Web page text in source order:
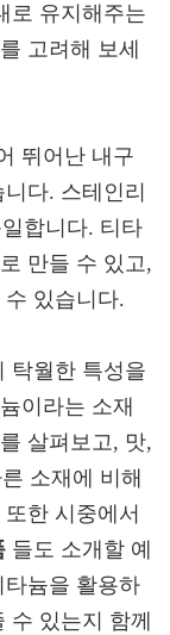
로 유지해주는
고려해 보세
뛰어난 내구
다. 스테인리
합니다. 티타
만들 수 있고,
있습니다.
탁월한 특성을
이라는 소재
살펴보고, 맛,
소재에 비해
한 시중에서
들도 소개할 예
늄을 활용하
있는지 함께